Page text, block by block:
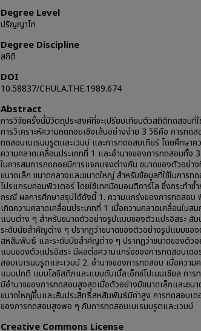
Degree Level
ปริญญาโท
Degree Discipline
สถิติ
DOI
10.58837/CHULA.THE.1989.674
Abstract
การวิจัยครั้งนี้มีวัตถุประสงค์ที่จะเปรียบเทียบตัวสถิติทดสอบ
การวิเคราะห์ความถดถอยเชิงเส้นอย่างง่าย 3 วิธีคือ การทด
ทดสอบเบเรนบรูตและเวบบ์ และการทดอสบเกียร์ โดยศึกษาค
ความคลาดเคลื่อนประเภทที่ 1 และอำนาจของการทดสอบทั้ง
ในการสมการถดถอยมีการแจกแจงต่างกัน ขนาดของตัวอย่าง
ขนาดเล็ก ขนาดกลางและขนาดใหญ่ สำหรับข้อมูลที่ใช้ในการท
โปรแกรมคอมพิวเตอร์ โดยใช้เทคนิคมอนติคาร์โล ซึ่งกระทำ
กรณี ผลการศึกษาสรุปได้ดังนี้ 1. ความแกร่งของการทดสอบ
เกิดความคลาดเคลื่อนประเภทที่ 1 เมื่อความคลาดเคลื่อนใน
แบบต่าง ๆ สำหรับขนาดตัวอย่างรูปแบบของตัวแปรอิสระ สั
ระดับนัยสำคัญต่าง ๆ ปรากฏว่าขนาดของตัวอย่างรูปแบบขอ
สหสัมพันธ์ และระดับนัยสำคัญต่าง ๆ ปรากฏว่าขนาดของตัว
แบบของตัวแปรอิสระ มีผลต่อความแกร่งของการทดสอบเด
สอบเบเรนบรูตและเวบบ์ 2. อำนาจของการทดสอบ เมื่อควา
แบบปกติ แบบโลจิสติกและแบบดับเบิ้ลเอ็กซ์โปเนนเชียล การ
มีอำนาจของการทดสอบสูงสุดเมื่อตัวอย่างมีขนาดเล็กและขน
ขนาดใหญ่ขึ้นและสัมประสิทธิ์สหสัมพันธ์มีค่าสูง การทดสอบเด
ของการทดสอบสูงพอ ๆ กับการทดสอบเบเรนบรูตและเวบบ์
Creative Commons License